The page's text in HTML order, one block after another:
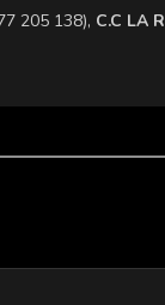
205 138), ​C.C LA